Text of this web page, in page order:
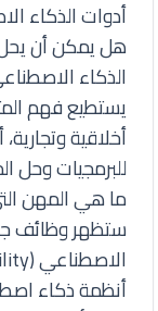
أدوات الذكاء
هل يمكن أن
الذكاء
يستطيع فهم
أخلاقية
للبرمجيات
ما هي المهن
ستظهر وظائف
أنظمة ذكاء